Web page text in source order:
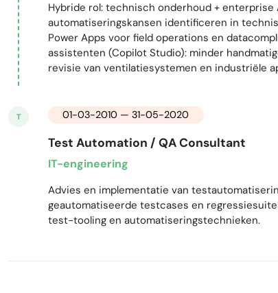
Hybride rol: technisch onderhoud + enterprise
automatiseringskansen identificeren in
Power Apps voor field operations en
assistenten (Copilot Studio): minder
revisie van ventilatiesystemen en industriële
T 01-03-2010 — 31-05-2020
Test Automation / QA Consultant
IT-engineering
Advies en implementatie van
geautomatiseerde testcases en
test-tooling en automatiseringstechnieken.